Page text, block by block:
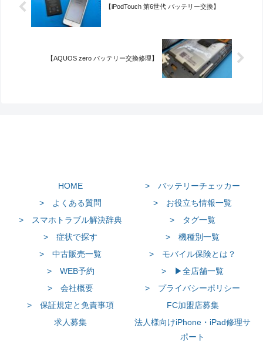
【iPodTouch 第6世代 バッテリー交換】
【AQUOS zero バッテリー交換修理】
HOME
> バッテリーチェッカー
> よくある質問
> お役立ち情報一覧
> スマホトラブル解決辞典
> タグ一覧
> 症状で探す
> 機種別一覧
> 中古販売一覧
> モバイル保険とは？
> WEB予約
> ▶全店舗一覧
> 会社概要
> プライバシーポリシー
> 保証規定と免責事項
FC加盟店募集
求人募集
法人様向けiPhone・iPad修理サ
ポート